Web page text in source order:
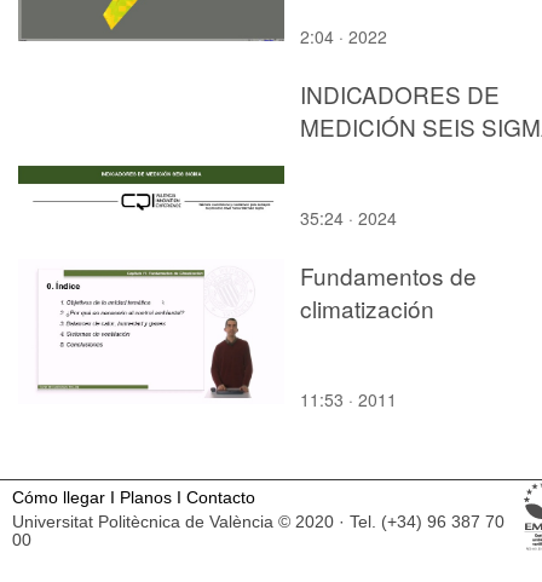
2:04 · 2022
INDICADORES DE
MEDICIÓN SEIS
35:24 · 2024
Fundamentos de
climatización
11:53 · 2011
Cómo llegar I Planos I Contacto
Universitat Politècnica de València © 2020 · Tel. (+34) 96 387 70
00